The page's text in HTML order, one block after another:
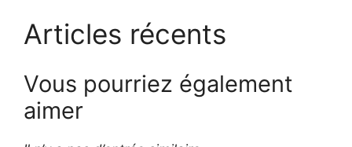
Articles récents
Vous pourriez également
aimer